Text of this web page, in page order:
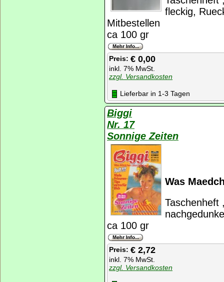
fleckig,
Mitbestellen
ca 100 gr
Preis: € 0,00
inkl. 7% MwSt.
zzgl. Versandkosten
Lieferbar in 1-3 Tagen
Biggi
Nr. 17
Sonnige Zeiten
Was
Taschenheft
ca 100 gr
Preis: € 2,72
inkl. 7% MwSt.
zzgl. Versandkosten